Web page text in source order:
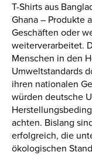
T-Shirts aus
Ghana – Produkte
Geschäften oder
weiterverarbeitet.
Menschen in den
Umweltstandards
ihren nationalen
würden deutsche
achten. Bislang
erfolgreich, die
ökologischen